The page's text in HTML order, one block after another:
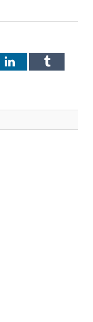
LinkedInTumblr